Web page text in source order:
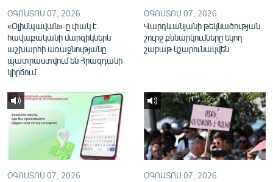
ՀԵՏԵՎԵՔ ՄԵԶ
«Ազատության» բոլոր կայքերը
ՕԳՈՍՏՈՍ 07, 2026
«Օլիմպավան»-ը փակ է.
հավաքականի մարզիկներն
աշխարհի առաջնությանը
պատրաստվում են Հրազդանի
կիրճում
ՕԳՈՍՏՈՍ 07, 2026
Վարդևանյանի թեկնածության
շուրջ քննարկումները եկող
շաբաթ կշարունակվեն
ՕԳՈՍՏՈՍ 07, 2026 ՕԳՈՍՏՈՍ 07, 2026